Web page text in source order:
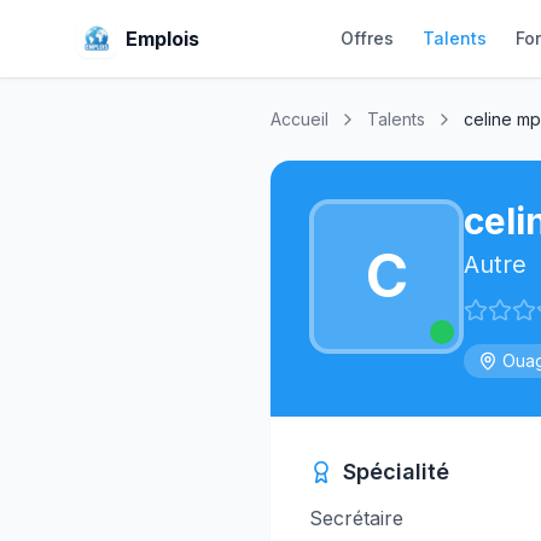
Emplois Offres Talents
Accueil Talents celine
C Autre
Spécialité
Secrétaire